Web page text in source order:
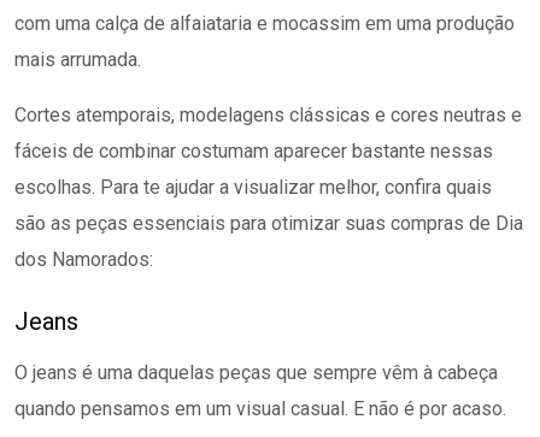
com uma calça de alfaiataria e mocassim em uma produção
mais arrumada.
Cortes atemporais, modelagens clássicas e cores neutras e
fáceis de combinar costumam aparecer bastante nessas
escolhas. Para te ajudar a visualizar melhor, confira quais
são as peças essenciais para otimizar suas compras de Dia
dos Namorados:
Jeans
O jeans é uma daquelas peças que sempre vêm à cabeça
quando pensamos em um visual casual. E não é por acaso.